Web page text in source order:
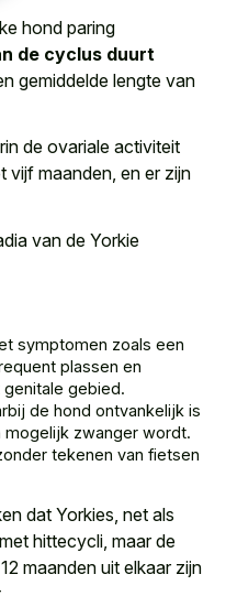
hond paring
de cyclus duurt
gemiddelde lengte van
de ovariale activiteit
vijf maanden, en er zijn
van de Yorkie
symptomen zoals een
plassen en
genitale gebied.
de hond ontvankelijk is
mogelijk zwanger wordt.
tekenen van fietsen
dat Yorkies, net als
hittecycli, maar de
maanden uit elkaar zijn